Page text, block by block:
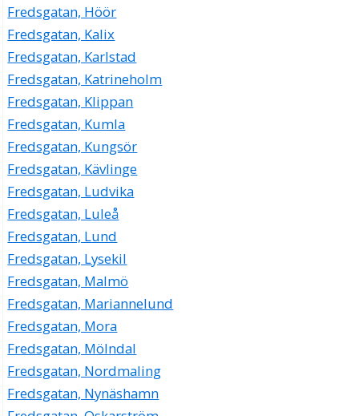
Fredsgatan, Höör
Fredsgatan, Kalix
Fredsgatan, Karlstad
Fredsgatan, Katrineholm
Fredsgatan, Klippan
Fredsgatan, Kumla
Fredsgatan, Kungsör
Fredsgatan, Kävlinge
Fredsgatan, Ludvika
Fredsgatan, Luleå
Fredsgatan, Lund
Fredsgatan, Lysekil
Fredsgatan, Malmö
Fredsgatan, Mariannelund
Fredsgatan, Mora
Fredsgatan, Mölndal
Fredsgatan, Nordmaling
Fredsgatan, Nynäshamn